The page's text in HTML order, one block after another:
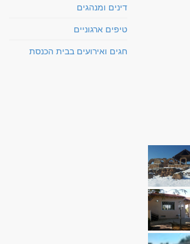
דינים ומנהגים
טיפים ארגוניים
חגים ואירועים בבית הכנסת